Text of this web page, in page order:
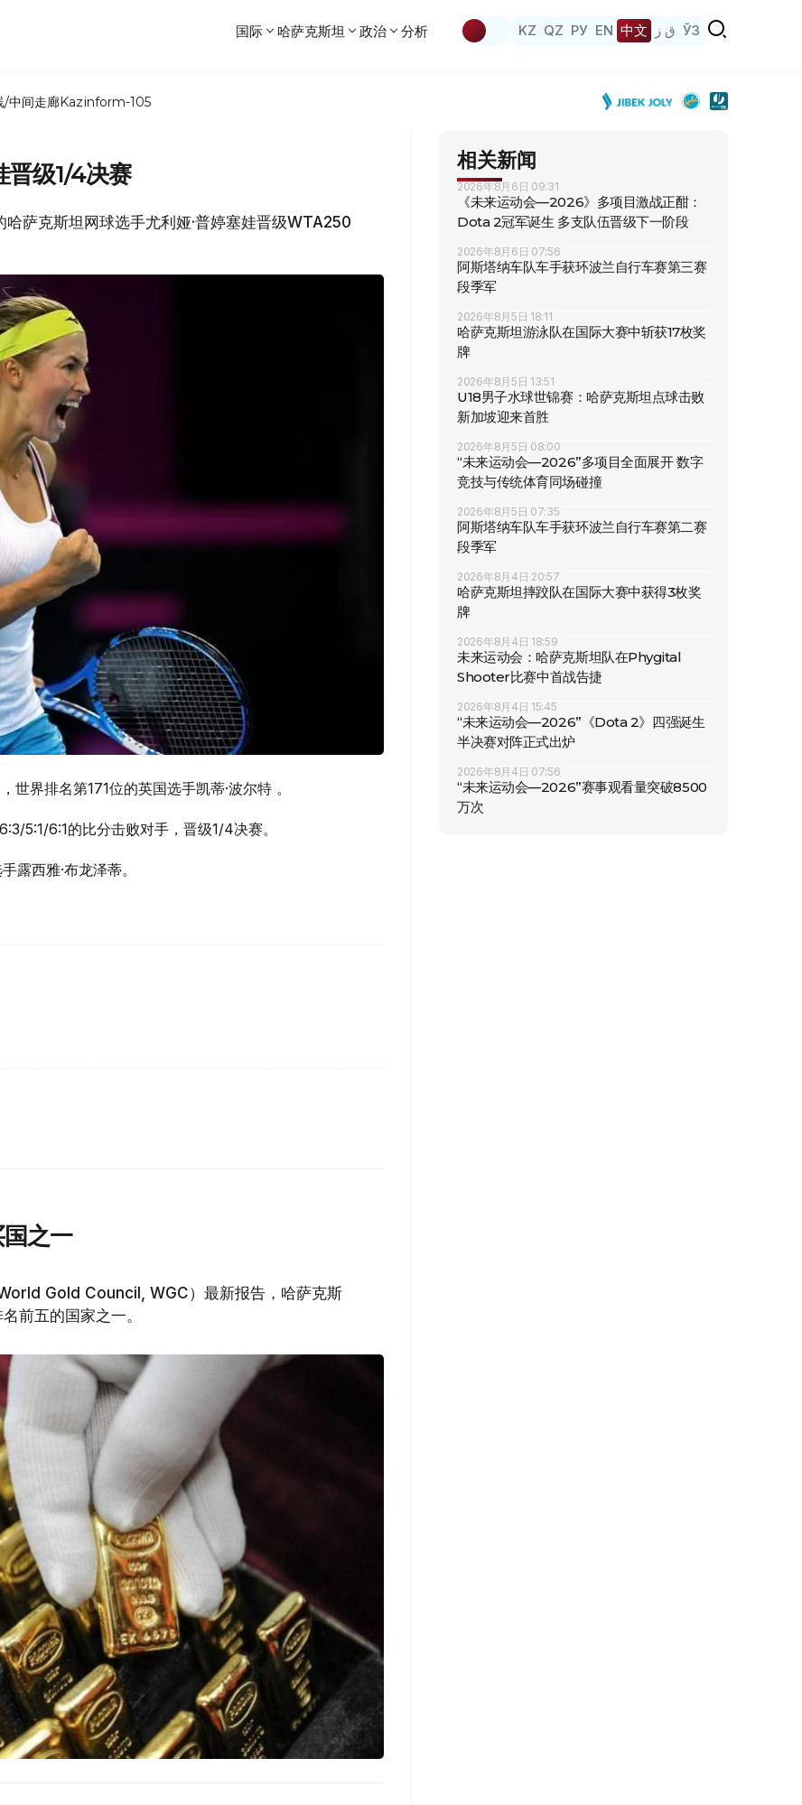
国际 哈萨克斯坦 政治 分析 KZ QZ РУ EN 中文 ق ز ЎЗ
/中间走廊Kazinform-105
级1/4决赛
萨克斯坦网球选手尤利娅·普婷塞娃晋级WTA250
界排名第171位的英国选手凯蒂·波尔特 。
5:1/6:1的比分击败对手，晋级1/4决赛。
露西雅·布龙泽蒂。
之一
Gold Council, WGC）最新报告，哈萨克斯
前五的国家之一。
相关新闻
2026年8月6日 09:31
《未来运动会—2026》多项目激战正酣：
Dota 2冠军诞生 多支队伍晋级下一阶段
2026年8月6日 07:56
阿斯塔纳车队车手获环波兰自行车赛第三赛
段季军
2026年8月5日 18:11
哈萨克斯坦游泳队在国际大赛中斩获17枚奖
牌
2026年8月5日 13:51
U18男子水球世锦赛：哈萨克斯坦点球击败
新加坡迎来首胜
2026年8月5日 08:00
“未来运动会—2026”多项目全面展开 数字
竞技与传统体育同场碰撞
2026年8月5日 07:35
阿斯塔纳车队车手获环波兰自行车赛第二赛
段季军
2026年8月4日 20:57
哈萨克斯坦摔跤队在国际大赛中获得3枚奖
牌
2026年8月4日 18:59
未来运动会：哈萨克斯坦队在Phygital
Shooter比赛中首战告捷
2026年8月4日 15:45
“未来运动会—2026”《Dota 2》四强诞生
半决赛对阵正式出炉
2026年8月4日 07:56
“未来运动会—2026”赛事观看量突破8500
万次